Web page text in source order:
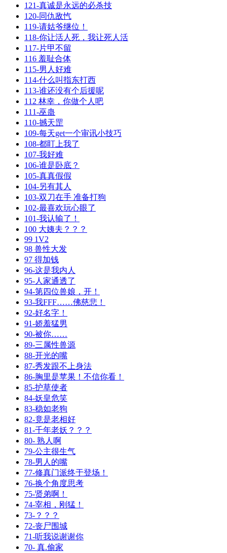
121-真诚是永远的必杀技
120-同仇敌忾
119-请姑爷继位！
118-你让活人死，我让死人活
117-片甲不留
116 羞耻合体
115-男人好难
114-什么叫指东打西
113-谁还没有个后援呢
112 林幸，你做个人吧
111-巫蛊
110-撼天罡
109-每天get一个审讯小技巧
108-都盯上我了
107-我好难
106-谁是卧底？
105-真真假假
104-另有其人
103-双刀在手 准备打狗
102-最喜欢玩心眼了
101-我认输了！
100 大姨夫？？？
99 1V2
98 兽性大发
97 得加钱
96-这是我内人
95-人家通透了
94-第四位兽娘，开！
93-我FFF……佛慈悲！
92-好名字！
91-娇羞猛男
90-被你……
89-三属性兽源
88-开光的嘴
87-秀发跟不上身法
86-胸里是苹果！不信你看！
85-护草使者
84-妖皇危笑
83-稳如老狗
82-竟是老相好
81-千年老妖？？？
80- 熟人啊
79-公主很生气
78-男人的嘴
77-修真门派终于登场！
76-换个角度思考
75-贤弟啊！
74-宰相，刚猛！
73-？？？
72-丧尸围城
71-听我说谢谢你
70- 真.偷家